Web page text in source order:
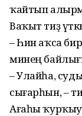
ҡайтып
Ваҡыт тиҙ
– Һин аҡса
минең
– Улайһа,
сығар­һын, –
Ағаһы